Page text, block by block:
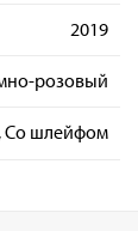
2019
розовый
Со шлейфом